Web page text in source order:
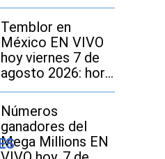
Temblor en
México EN VIVO
hoy viernes 7 de
agosto 2026: hora
exacta, magnitud y
dónde fue el
epicentro del
último
Números
ganadores del
Mega Millions EN